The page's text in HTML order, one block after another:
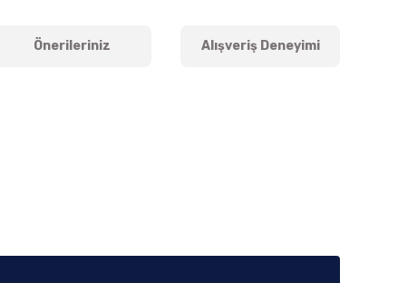
Önerileriniz Alışveriş Deneyimi